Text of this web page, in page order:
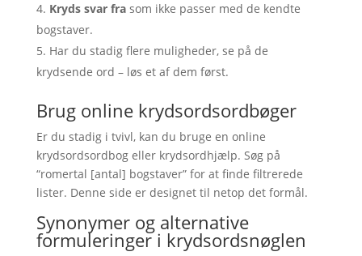
Kryds svar frasom ikke passer med de kendte
bogstaver.
Har du stadig flere muligheder, se på de
krydsende ord – løs et af dem først.
Brug online krydsordsordbøger
Er du stadig i tvivl, kan du bruge en online
krydsordsordbog eller krydsordhjælp. Søg på
“romertal [antal] bogstaver” for at finde filtrerede
lister. Denne side er designet til netop det formål.
Synonymer og alternative
formuleringer i krydsordsnøglen